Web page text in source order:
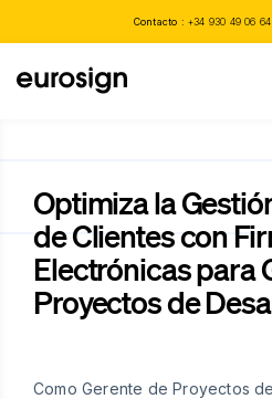
Contacto : +34 930 49 06 64
Optimiza la
de Clientes con
Electrónicas para
Proyectos de
Como Gerente de Proyectos